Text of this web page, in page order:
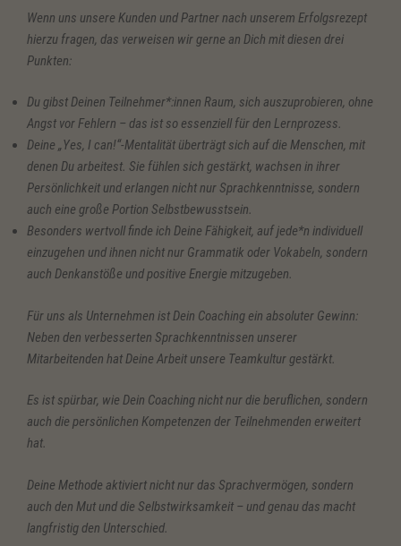
Wenn uns unsere Kunden und Partner nach unserem Erfolgsrezept
hierzu fragen, das verweisen wir gerne an Dich mit diesen drei
Punkten:
Du gibst Deinen Teilnehmer*:innen Raum, sich auszuprobieren, ohne
Angst vor Fehlern – das ist so essenziell für den Lernprozess.
Deine „Yes, I can!“-Mentalität überträgt sich auf die Menschen, mit
denen Du arbeitest. Sie fühlen sich gestärkt, wachsen in ihrer
Persönlichkeit und erlangen nicht nur Sprachkenntnisse, sondern
auch eine große Portion Selbstbewusstsein.
Besonders wertvoll finde ich Deine Fähigkeit, auf jede*n individuell
einzugehen und ihnen nicht nur Grammatik oder Vokabeln, sondern
auch Denkanstöße und positive Energie mitzugeben.
Für uns als Unternehmen ist Dein Coaching ein absoluter Gewinn:
Neben den verbesserten Sprachkenntnissen unserer
Mitarbeitenden hat Deine Arbeit unsere Teamkultur gestärkt.
Es ist spürbar, wie Dein Coaching nicht nur die beruflichen, sondern
auch die persönlichen Kompetenzen der Teilnehmenden erweitert
hat.
Deine Methode aktiviert nicht nur das Sprachvermögen, sondern
auch den Mut und die Selbstwirksamkeit – und genau das macht
langfristig den Unterschied.